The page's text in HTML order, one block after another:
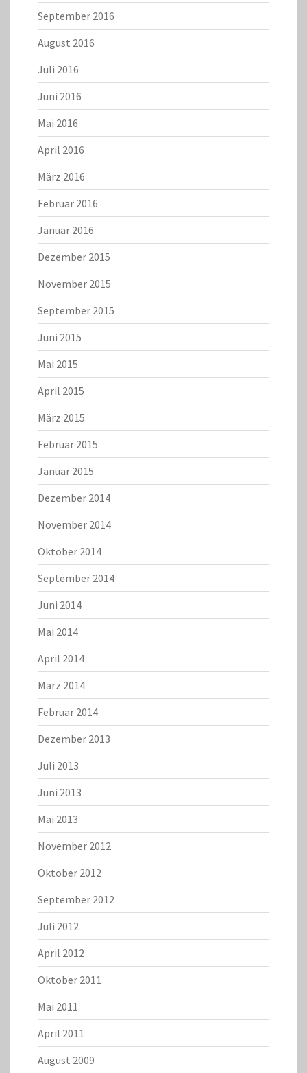
September 2016
August 2016
Juli 2016
Juni 2016
Mai 2016
April 2016
März 2016
Februar 2016
Januar 2016
Dezember 2015
November 2015
September 2015
Juni 2015
Mai 2015
April 2015
März 2015
Februar 2015
Januar 2015
Dezember 2014
November 2014
Oktober 2014
September 2014
Juni 2014
Mai 2014
April 2014
März 2014
Februar 2014
Dezember 2013
Juli 2013
Juni 2013
Mai 2013
November 2012
Oktober 2012
September 2012
Juli 2012
April 2012
Oktober 2011
Mai 2011
April 2011
August 2009